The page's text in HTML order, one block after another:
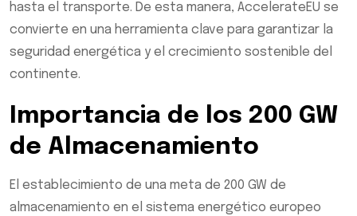
hasta el transporte. De esta manera, AccelerateEU se
convierte en una herramienta clave para garantizar la
seguridad energética y el crecimiento sostenible del
continente.
Importancia de los 200 GW
de Almacenamiento
El establecimiento de una meta de 200 GW de
almacenamiento en el sistema energético europeo